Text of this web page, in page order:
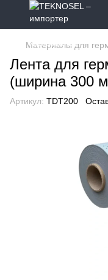
Материалы для
Лента для
(ширина 300
Артикул: TDT200